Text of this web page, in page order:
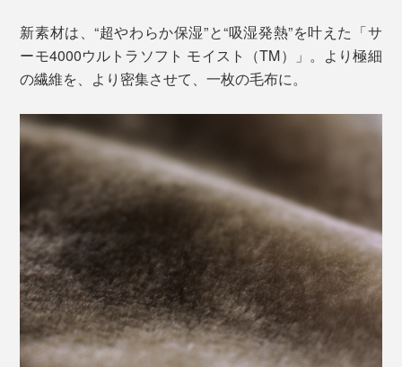
新素材は、“超やわらか保湿”と“吸湿発熱”を叶えた「サ
ーモ4000ウルトラソフト モイスト（TM）」。より極細
の繊維を、より密集させて、一枚の毛布に。